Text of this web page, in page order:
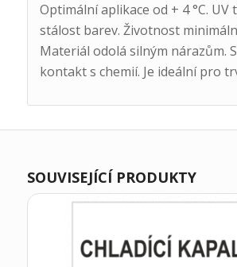
Optimální aplikace od + 4 °C. UV
stálost barev. Životnost
Materiál odolá silným nárazům.
kontakt s chemií. Je ideální pro
SOUVISEJÍCÍ PRODUKTY